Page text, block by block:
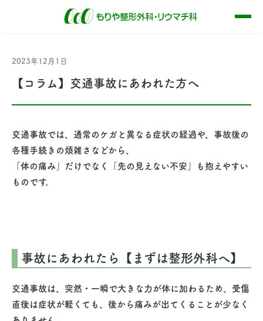
2023年12月1日
【コラム】交通事故にあわれた方へ
交通事故では、通常のケガと異なる症状の経過や、事故後の
各種手続きの煩雑さなどから、
「体の痛み」だけでなく「先の見えない不安」も抱えやすい
ものです。
事故にあわれたら【まずは整形外科へ】
交通事故は、突然・一瞬で大きな力が体に加わるため、受傷
直後は症状が軽くても、後から痛みが出てくることが少なく